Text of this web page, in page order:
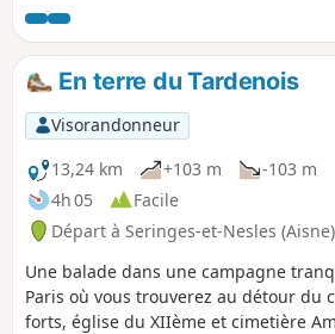
alterne forêts, prairies et cultures,
coupe plusieurs cours d'eau, et visite
une belle variété d'églises et de
chapelles. On y observe aussi des
vestiges assez nombreux d'habitations
troglodytes et les ruines d'une abbaye
au Val Chrétien. C'est aussi le pays de
Camille et Paul Claudel dont on peut
visiter la maison, en saison et aux jours
d'ouverture.
En terre du Tardenois
Visorandonneur
13,24 km
+103 m
-103 m
4h 05
Facile
Départ à Seringes-et-Nesles (Aisne)
Une balade dans une campagne
Paris où vous trouverez au détour du
forts, église du XIIème et cimetière